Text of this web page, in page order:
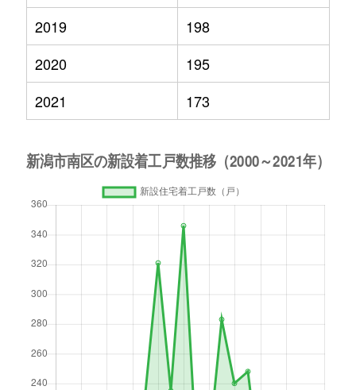
2019
198
2020
195
2021
173